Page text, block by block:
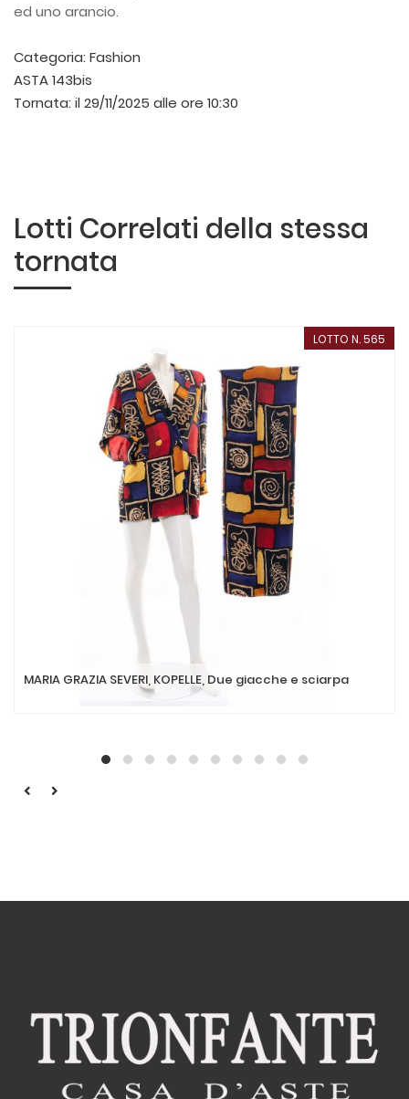
ed uno arancio.
Categoria: Fashion
ASTA 143bis
Tornata: il 29/11/2025 alle ore 10:30
Lotti Correlati della stessa
tornata
LOTTO N. 565
MARIA GRAZIA SEVERI, KOPELLE, Due giacche e sciarpa